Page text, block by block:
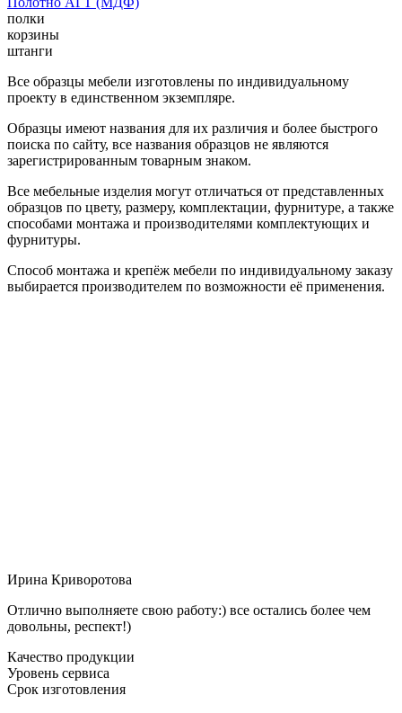
полки
корзины
штанги
Все образцы мебели изготовлены по индивидуальному
проекту в единственном экземпляре.
Образцы имеют названия для их различия и более быстрого
поиска по сайту, все названия образцов не являются
зарегистрированным товарным знаком.
Все мебельные изделия могут отличаться от представленных
образцов по цвету, размеру, комплектации, фурнитуре, а также
способами монтажа и производителями комплектующих и
фурнитуры.
Способ монтажа и крепёж мебели по индивидуальному заказу
выбирается производителем по возможности её применения.
Ирина Криворотова
Отлично выполняете свою работу:) все остались более чем
довольны, респект!)
Качество продукции
Уровень сервиса
Срок изготовления